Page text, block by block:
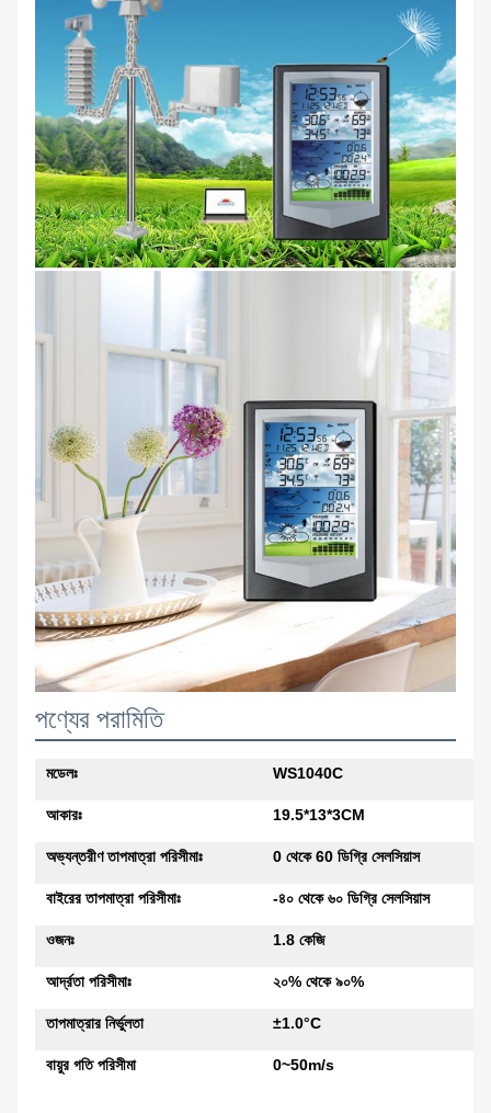
পণ্যের পরামিতি
মডেলঃ WS1040C
আকারঃ 19.5*13*3CM
অভ্যন্তরীণ তাপমাত্রা পরিসীমাঃ 0 থেকে 60 ডিগ্রি সেলসিয়াস
বাইরের তাপমাত্রা পরিসীমাঃ -৪০ থেকে ৬০ ডিগ্রি সেলসিয়াস
ওজনঃ 1.8 কেজি
আর্দ্রতা পরিসীমাঃ ২০% থেকে ৯০%
তাপমাত্রার নির্ভুলতা ±1.0°C
বায়ুর গতি পরিসীমা 0~50m/s